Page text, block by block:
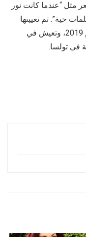
“عندما كانت نور
حية”. تم تعيينها
كشاعرة لوريت الولايات المتحدة في عام 2019، وتعيش في
في تولسا.